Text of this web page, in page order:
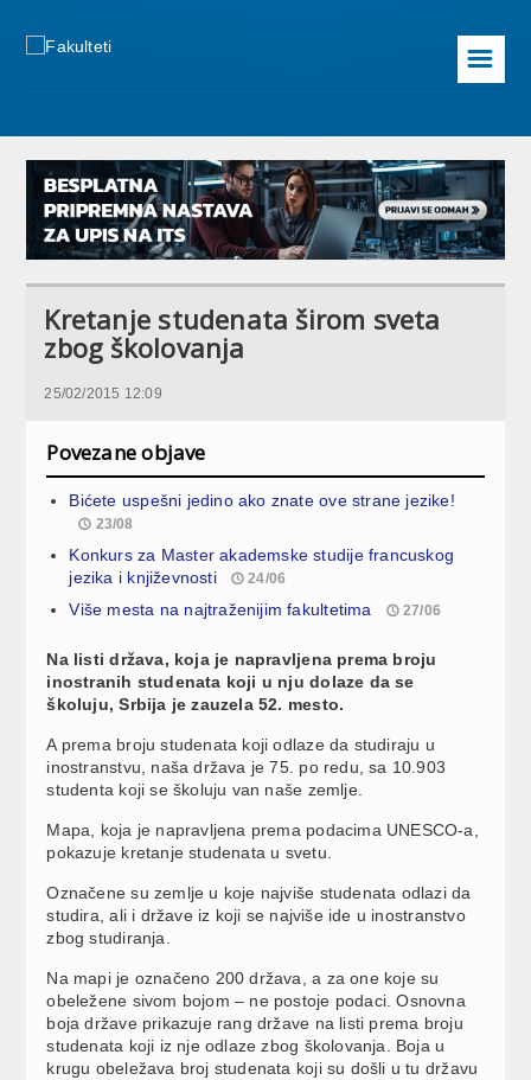
☰
Kretanje studenata širom sveta
zbog školovanja
25/02/2015 12:09
Povezane objave
Bićete uspešni jedino ako znate ove strane jezike!
23/08
Konkurs za Master akademske studije francuskog
jezika i književnosti
24/06
Više mesta na najtraženijim fakultetima 27/06
Na listi država, koja je napravljena prema broju
inostranih studenata koji u nju dolaze da se
školuju, Srbija je zauzela 52. mesto.
A prema broju studenata koji odlaze da studiraju u
inostranstvu, naša država je 75. po redu, sa 10.903
studenta koji se školuju van naše zemlje.
Mapa, koja je napravljena prema podacima UNESCO-a,
pokazuje kretanje studenata u svetu.
Označene su zemlje u koje najviše studenata odlazi da
studira, ali i države iz koji se najviše ide u inostranstvo
zbog studiranja.
Na mapi je označeno 200 država, a za one koje su
obeležene sivom bojom – ne postoje podaci. Osnovna
boja države prikazuje rang države na listi prema broju
studenata koji iz nje odlaze zbog školovanja. Boja u
krugu obeležava broj studenata koji su došli u tu državu